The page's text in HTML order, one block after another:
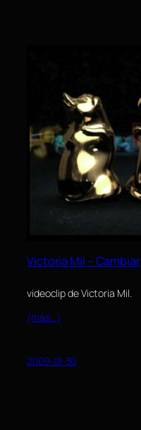
Victoria Mil – Cambiar
videoclip de Victoria Mil.
(más…)
2009-01-30